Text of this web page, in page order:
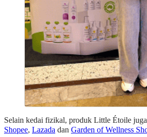
Selain kedai fizikal, produk Little Étoile
Shopee, Lazada dan Garden of Wellness